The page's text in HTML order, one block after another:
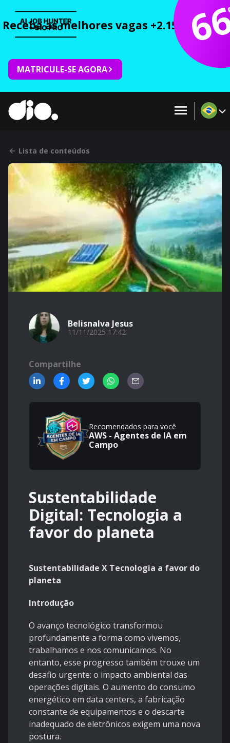
Receba as melhores vagas +2.150 cursos
MATRICULE-SE AGORA
Lista de conteúdos
Belisnalva Jesus
11/11/2025 17:42
Compartilhe
Recomendados para você
AWS - Agentes de IA em
Campo
Sustentabilidade
Digital: Tecnologia a
favor do planeta
Sustentabilidade X Tecnologia a favor do
planeta
Introdução
O avanço tecnológico transformou
profundamente a forma como vivemos,
trabalhamos e nos comunicamos. No
entanto, esse progresso também trouxe um
desafio urgente: o impacto ambiental das
operações digitais. O aumento do consumo
energético em data centers, a fabricação
constante de equipamentos e o descarte
inadequado de eletrônicos exigem uma nova
postura.